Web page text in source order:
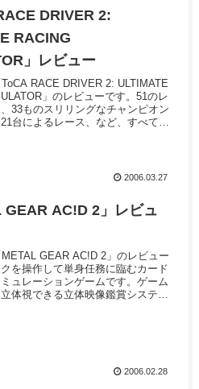
DRIVER 2:
RACING
」レビュー
ToCA RACE DRIVER 2: ULTIMATE
」のレビューです。51のレ
33ものスリリングなチャンピオン
台によるレース、など、すべての
2006.03.27
GEAR AC!D 2」レビュ
METAL GEAR AC!D 2」のレビュー
を操作して単身任務に臨むカード
ュレーションゲームです。ゲーム
体視できる立体映像鑑賞システム
2006.02.28